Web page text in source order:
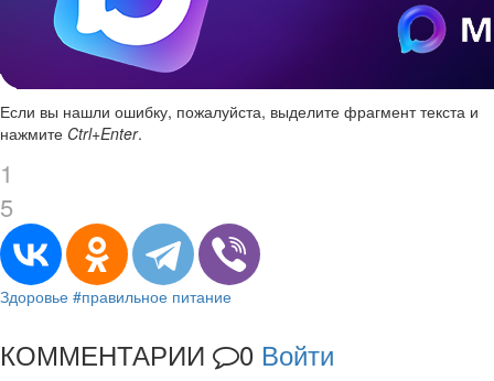
Если вы нашли ошибку, пожалуйста, выделите фрагмент текста и
нажмите Ctrl+Enter.
1
5
Здоровье #правильное питание
КОММЕНТАРИИ 0 Войти